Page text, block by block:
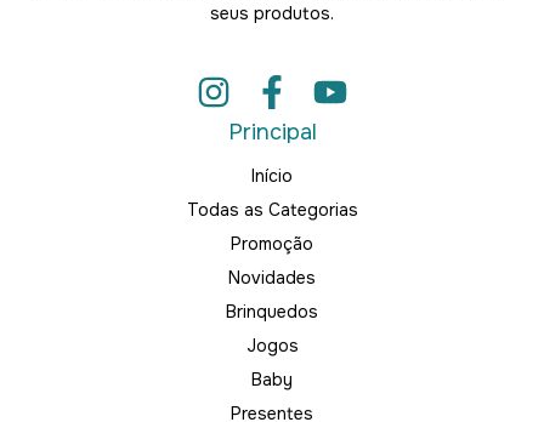
seus produtos.
Principal
Início
Todas as Categorias
Promoção
Novidades
Brinquedos
Jogos
Baby
Presentes